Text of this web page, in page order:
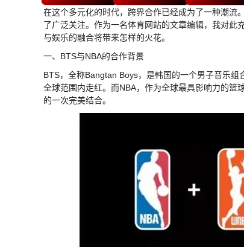
在这个多元化的时代，跨界合作已经成为了一种潮流
了广泛关注。作为一名体育网站的文章编辑，我对此
与娱乐的融合将带来怎样的火花。
一、BTS与NBA的合作背景
BTS，全称Bangtan Boys，是韩国的一个男子音乐
全球范围内走红。而NBA，作为全球最具影响力的篮
的一次完美结合。